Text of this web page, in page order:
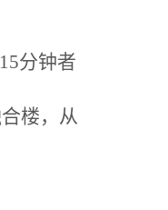
分钟者
楼，从